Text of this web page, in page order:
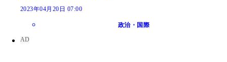
2023年04月20日 07:00
政治・国際